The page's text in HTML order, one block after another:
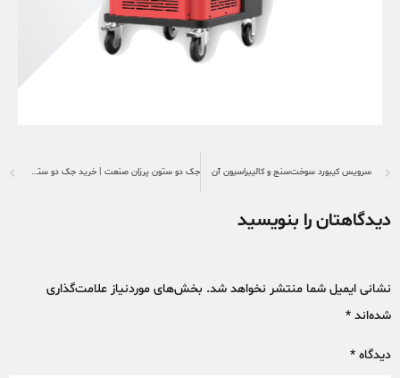
سرویس کیبورد سوخت‌سنج و کالیبراسیون آن جک دو ستون پرزان صنعت | خرید جک دو ستون هیدرولیکی حرفه‌ای
دیدگاهتان را بنویسید
نشانی ایمیل شما منتشر نخواهد شد. بخش‌های موردنیاز علامت‌گذاری
شده‌اند *
دیدگاه *